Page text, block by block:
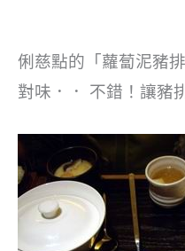
俐慈點的「蘿蔔泥豬
對味．． 不錯！讓豬